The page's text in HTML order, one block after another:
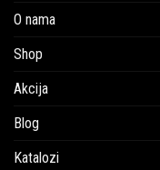
O nama
Shop
Akcija
Blog
Katalozi